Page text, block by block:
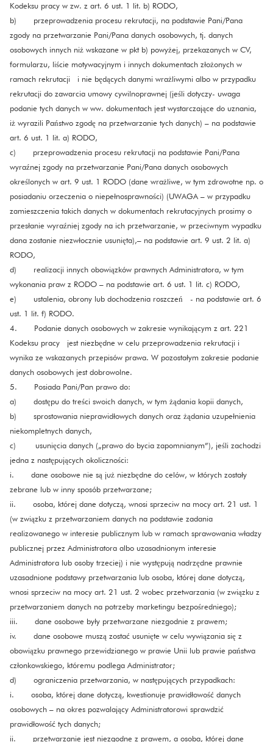
Kodeksu pracy w zw. z art. 6 ust. 1 lit. b) RODO,
b) przeprowadzenia procesu rekrutacji, na podstawie Pani/Pana
zgody na przetwarzanie Pani/Pana danych osobowych, tj. danych
osobowych innych niż wskazane w pkt b) powyżej, przekazanych w CV,
formularzu, liście motywacyjnym i innych dokumentach złożonych w
ramach rekrutacji i nie będących danymi wrażliwymi albo w przypadku
rekrutacji do zawarcia umowy cywilnoprawnej (jeśli dotyczy- uwaga
podanie tych danych w ww. dokumentach jest wystarczające do uznania,
iż wyrazili Państwo zgodę na przetwarzanie tych danych) – na podstawie
art. 6 ust. 1 lit. a) RODO,
c) przeprowadzenia procesu rekrutacji na podstawie Pani/Pana
wyraźnej zgody na przetwarzanie Pani/Pana danych osobowych
określonych w art. 9 ust. 1 RODO (dane wrażliwe, w tym zdrowotne np. o
posiadaniu orzeczenia o niepełnosprawności) (UWAGA – w przypadku
zamieszczenia takich danych w dokumentach rekrutacyjnych prosimy o
przesłanie wyraźniej zgody na ich przetwarzanie, w przeciwnym wypadku
dana zostanie niezwłocznie usunięta),– na podstawie art. 9 ust. 2 lit. a)
RODO,
d) realizacji innych obowiązków prawnych Administratora, w tym
wykonania praw z RODO – na podstawie art. 6 ust. 1 lit. c) RODO,
e) ustalenia, obrony lub dochodzenia roszczeń - na podstawie art. 6
ust. 1 lit. f) RODO.
4. Podanie danych osobowych w zakresie wynikającym z art. 221
Kodeksu pracy jest niezbędne w celu przeprowadzenia rekrutacji i
wynika ze wskazanych przepisów prawa. W pozostałym zakresie podanie
danych osobowych jest dobrowolne.
5. Posiada Pani/Pan prawo do:
a) dostępu do treści swoich danych, w tym żądania kopii danych,
b) sprostowania nieprawidłowych danych oraz żądania uzupełnienia
niekompletnych danych,
c) usunięcia danych („prawo do bycia zapomnianym”), jeśli zachodzi
jedna z następujących okoliczności:
i. dane osobowe nie są już niezbędne do celów, w których zostały
zebrane lub w inny sposób przetwarzane;
ii. osoba, której dane dotyczą, wnosi sprzeciw na mocy art. 21 ust. 1
(w związku z przetwarzaniem danych na podstawie zadania
realizowanego w interesie publicznym lub w ramach sprawowania władzy
publicznej przez Administratora albo uzasadnionym interesie
Administratora lub osoby trzeciej) i nie występują nadrzędne prawnie
uzasadnione podstawy przetwarzania lub osoba, której dane dotyczą,
wnosi sprzeciw na mocy art. 21 ust. 2 wobec przetwarzania (w związku z
przetwarzaniem danych na potrzeby marketingu bezpośredniego);
iii. dane osobowe były przetwarzane niezgodnie z prawem;
iv. dane osobowe muszą zostać usunięte w celu wywiązania się z
obowiązku prawnego przewidzianego w prawie Unii lub prawie państwa
członkowskiego, któremu podlega Administrator;
d) ograniczenia przetwarzania, w następujących przypadkach:
i. osoba, której dane dotyczą, kwestionuje prawidłowość danych
osobowych – na okres pozwalający Administratorowi sprawdzić
prawidłowość tych danych;
ii. przetwarzanie jest niezgodne z prawem, a osoba, której dane